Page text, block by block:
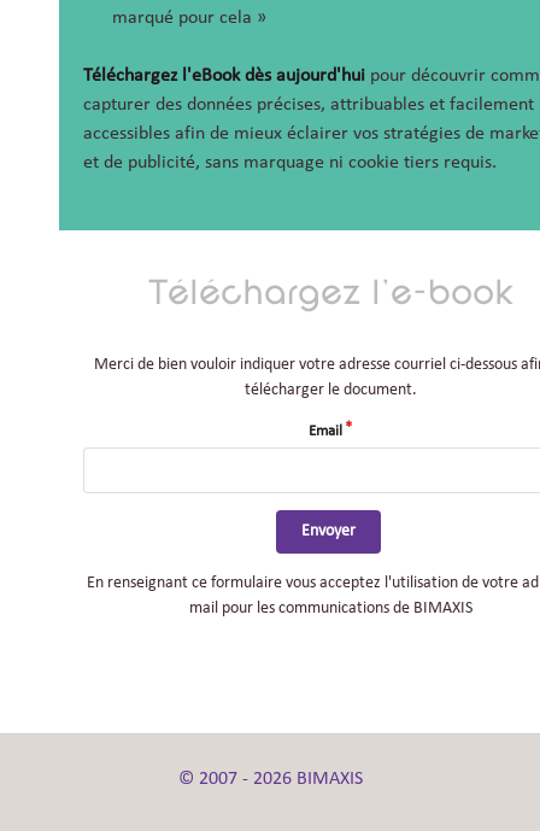
marqué pour cela »
Téléchargez l'eBook dès aujourd'hui pour découvrir
capturer des données précises, attribuables et facilement
accessibles afin de mieux éclairer vos stratégies de
et de publicité, sans marquage ni cookie tiers requis.
Téléchargez l'e-book
Merci de bien vouloir indiquer votre adresse courriel ci-dessous
télécharger le document.
Email
Envoyer
En renseignant ce formulaire vous acceptez l'utilisation de votre
mail pour les communications de BIMAXIS
© 2007 - 2026 BIMAXIS